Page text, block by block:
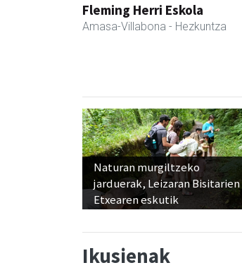
Fleming Herri Eskola
Amasa-Villabona - Hezkuntza
Naturan murgiltzeko
jarduerak, Leizaran Bisitarien
Etxearen eskutik
Ikusienak